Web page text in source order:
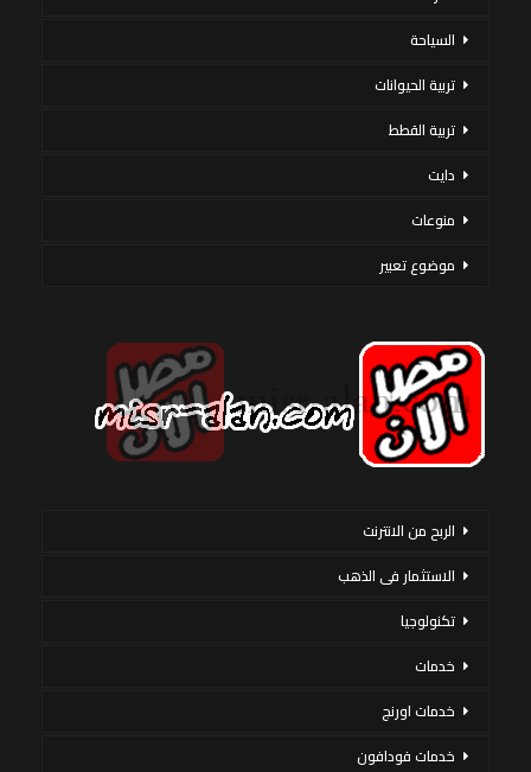
السياحة
تربية الحيوانات
تربية القطط
دايت
منوعات
موضوع تعبير
الربح من الانترنت
الاستثمار فى الذهب
تكنولوجيا
خدمات
خدمات اورنج
خدمات فودافون